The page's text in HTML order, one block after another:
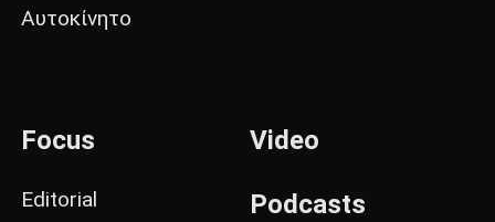
Αυτοκίνητο
Focus
Editorial
Video
Podcasts